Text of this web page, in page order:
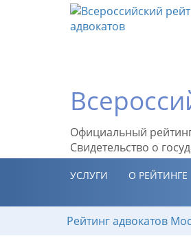
Официальный
Свидетельство о
УСЛУГИ О РЕЙТИНГЕ
Рейтинг адвокатов